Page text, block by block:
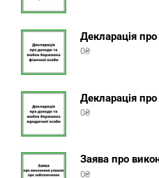
0₴
0₴
0₴